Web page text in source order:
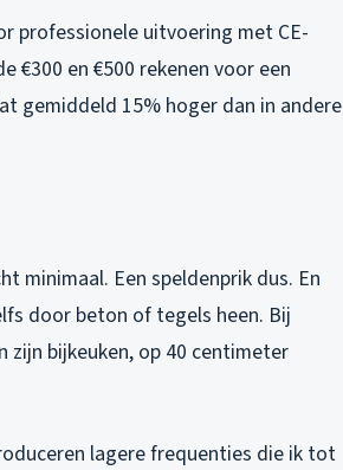
professionele uitvoering met CE-
€300 en €500 rekenen voor een
gemiddeld 15% hoger dan in andere
minimaal. Een speldenprik dus. En
door beton of tegels heen. Bij
zijn bijkeuken, op 40 centimeter
lagere frequenties die ik tot